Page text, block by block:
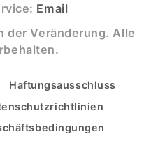
Email
der Veränderung. Alle
Haftungsausschluss